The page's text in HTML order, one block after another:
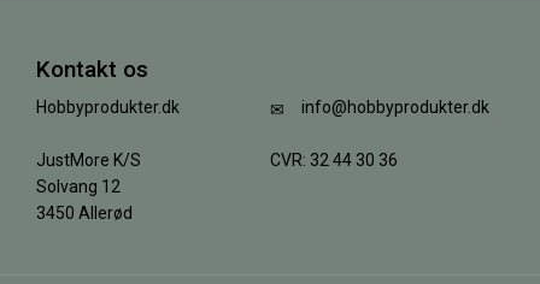
Kontakt os
Hobbyprodukter.dk
JustMore K/S
Solvang 12
3450 Allerød
info@hobbyprodukter.dk
CVR: 32 44 30 36